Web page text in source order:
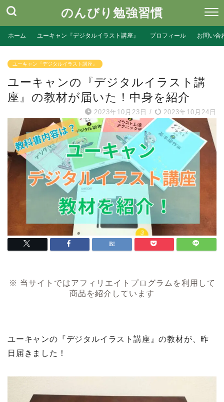
のんびり勉強習慣
ホーム ユーキャン『デジタルイラスト講座』 プロフィール お問い合
ユーキャン『デジタルイラスト講座』
ユーキャンの『デジタルイラスト講
座』の教材が届いた！中身を紹介
2023年10月23日 / 2023年10月24日
※ 当サイトではアフィリエイトプログラムを利用して
商品を紹介しています
ユーキャンの『デジタルイラスト講座』の教材が、昨
日届きました！